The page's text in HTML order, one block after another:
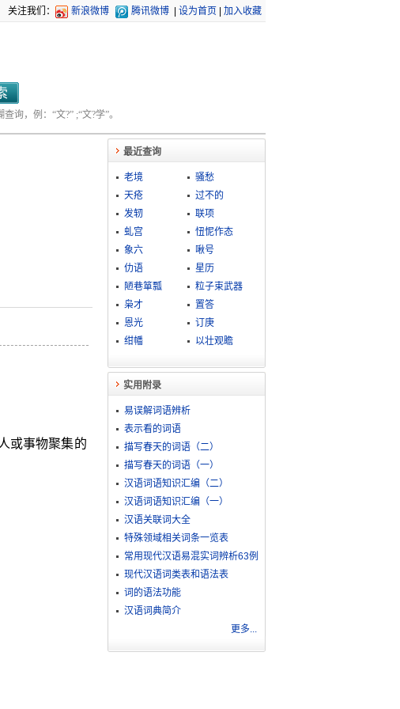
关注我们： 新浪微博 腾讯微博 设为首页 加入收藏
询，例：“文?” ;“文?学”。
或事物聚集的
最近查询
老境
骚愁
天疮
过不的
发轫
联项
虬宫
忸怩作态
象六
啾号
仂语
星历
陋巷箪瓢
粒子束武器
枭才
置答
恩光
订庚
绀幡
以壮观瞻
实用附录
易误解词语辨析
表示看的词语
描写春天的词语（二）
描写春天的词语（一）
汉语词语知识汇编（二）
汉语词语知识汇编（一）
汉语关联词大全
特殊领域相关词条一览表
常用现代汉语易混实词辨析63例
现代汉语词类表和语法表
词的语法功能
汉语词典简介
更多...